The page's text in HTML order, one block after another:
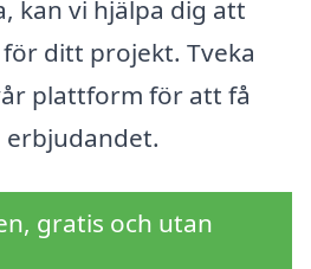
kan vi hjälpa dig att
ditt projekt. Tveka
plattform för att få
erbjudandet.
gratis och utan